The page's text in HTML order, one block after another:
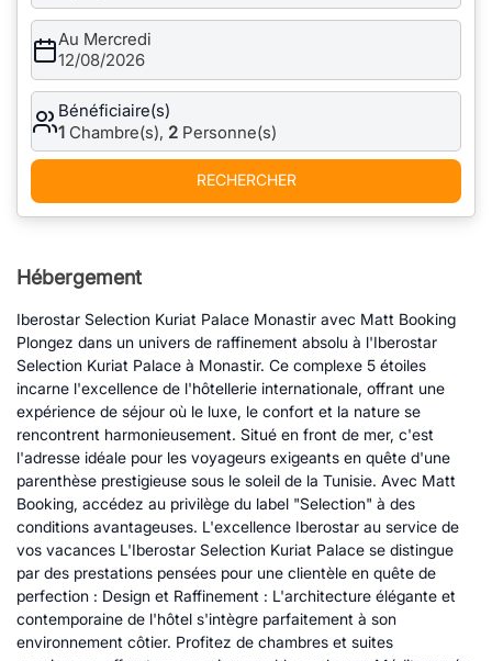
Au Mercredi
12/08/2026
Bénéficiaire(s)
1 Chambre(s), 2 Personne(s)
RECHERCHER
Hébergement
Iberostar Selection Kuriat Palace Monastir avec Matt Booking
Plongez dans un univers de raffinement absolu à l'Iberostar
Selection Kuriat Palace à Monastir. Ce complexe 5 étoiles
incarne l'excellence de l'hôtellerie internationale, offrant une
expérience de séjour où le luxe, le confort et la nature se
rencontrent harmonieusement. Situé en front de mer, c'est
l'adresse idéale pour les voyageurs exigeants en quête d'une
parenthèse prestigieuse sous le soleil de la Tunisie. Avec Matt
Booking, accédez au privilège du label "Selection" à des
conditions avantageuses. L'excellence Iberostar au service de
vos vacances L'Iberostar Selection Kuriat Palace se distingue
par des prestations pensées pour une clientèle en quête de
perfection : Design et Raffinement : L'architecture élégante et
contemporaine de l'hôtel s'intègre parfaitement à son
environnement côtier. Profitez de chambres et suites